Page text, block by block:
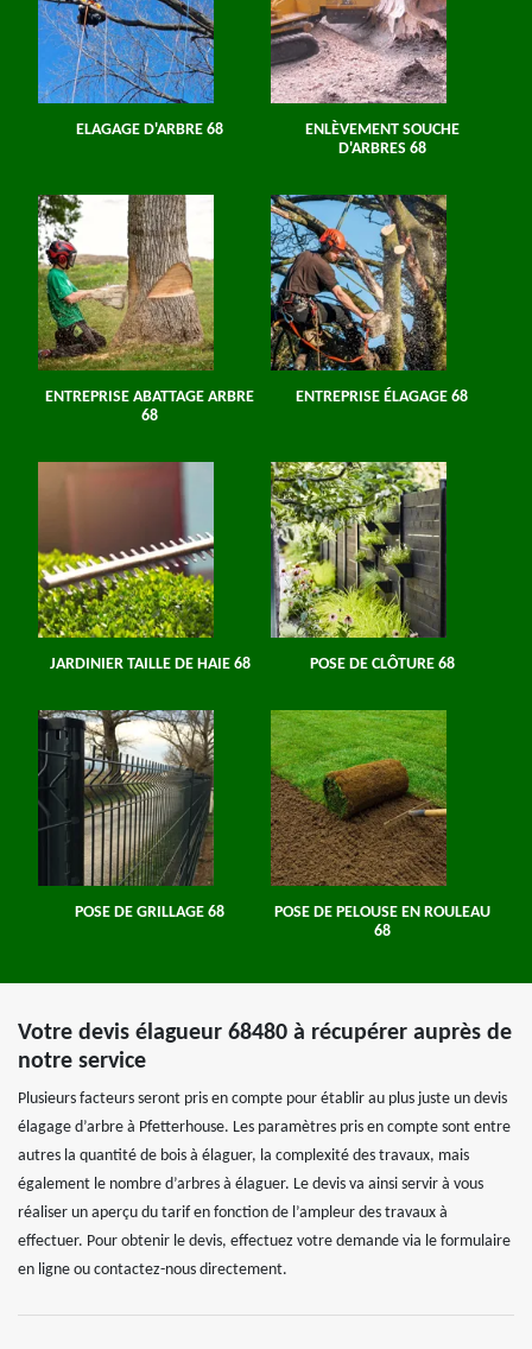
ELAGAGE D'ARBRE 68
ENLÈVEMENT SOUCHE
D'ARBRES 68
ENTREPRISE ABATTAGE ARBRE
68
ENTREPRISE ÉLAGAGE 68
JARDINIER TAILLE DE HAIE 68 POSE DE CLÔTURE 68
POSE DE GRILLAGE 68
POSE DE PELOUSE EN ROULEAU
68
Votre devis élagueur 68480 à récupérer auprès de
notre service
Plusieurs facteurs seront pris en compte pour établir au plus juste un devis
élagage d’arbre à Pfetterhouse. Les paramètres pris en compte sont entre
autres la quantité de bois à élaguer, la complexité des travaux, mais
également le nombre d’arbres à élaguer. Le devis va ainsi servir à vous
réaliser un aperçu du tarif en fonction de l’ampleur des travaux à
effectuer. Pour obtenir le devis, effectuez votre demande via le formulaire
en ligne ou contactez-nous directement.